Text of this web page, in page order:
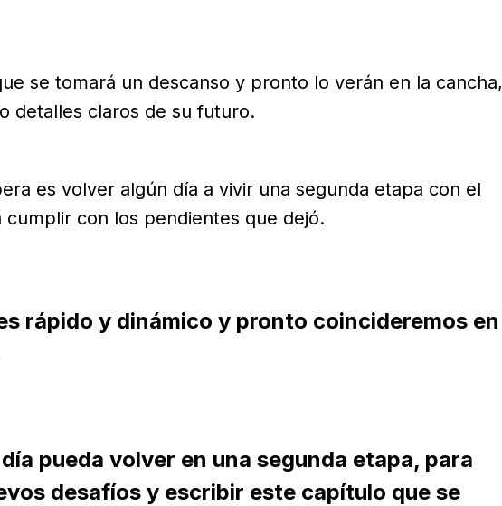
se tomará un descanso y pronto lo verán en la cancha,
detalles claros de su futuro.
es volver algún día a vivir una segunda etapa con el
cumplir con los pendientes que dejó.
rápido y dinámico y pronto coincideremos en
pueda volver en una segunda etapa, para
desafíos y escribir este capítulo que se